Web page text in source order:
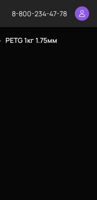
8-800-234-47-78
PETG 1кг 1.75мм